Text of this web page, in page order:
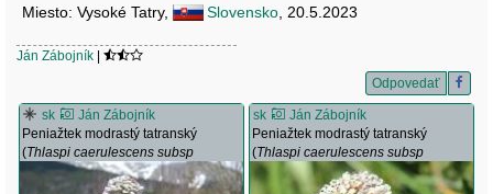
Miesto: Vysoké Tatry, Slovensko , 20.5.2023
Ján Zábojník |
Odpovedať
sk
Ján Zábojník
Peniažtek modrastý tatranský
(Thlaspi caerulescens subsp
tatrense)
sk
Ján Zábojník
Peniažtek modrastý tatranský
(Thlaspi caerulescens subsp
tatrense)